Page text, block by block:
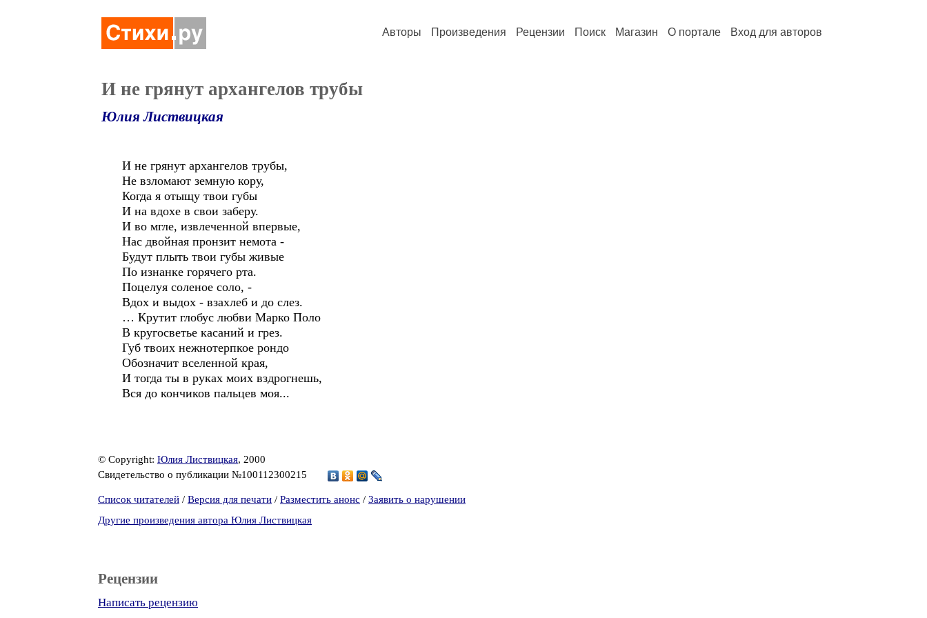
Авторы Произведения Рецензии Поиск Магазин О портале Вход для авторов
И не грянут архангелов трубы
Юлия Листвицкая
И не грянут архангелов трубы,
Не взломают земную кору,
Когда я отыщу твои губы
И на вдохе в свои заберу.
И во мгле, извлеченной впервые,
Нас двойная пронзит немота -
Будут плыть твои губы живые
По изнанке горячего рта.
Поцелуя соленое соло, -
Вдох и выдох - взахлеб и до слез.
… Крутит глобус любви Марко Поло
В кругосветье касаний и грез.
Губ твоих нежнотерпкое рондо
Обозначит вселенной края,
И тогда ты в руках моих вздрогнешь,
Вся до кончиков пальцев моя...
© Copyright: Юлия Листвицкая, 2000
Свидетельство о публикации №100112300215
Список читателей / Версия для печати / Разместить анонс / Заявить о нарушении
Другие произведения автора Юлия Листвицкая
Рецензии
Написать рецензию